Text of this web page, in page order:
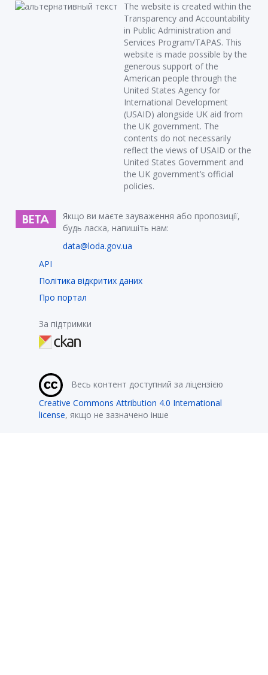
The website is created within the
Transparency and Accountability
in Public Administration and
Services Program/TAPAS. This
website is made possible by the
generous support of the
American people through the
United States Agency for
International Development
(USAID) alongside UK aid from
the UK government. The
contents do not necessarily
reflect the views of USAID or the
United States Government and
the UK government’s official
policies.
Якщо ви маєте зауваження або пропозиції,
будь ласка, напишіть нам:
data@loda.gov.ua
API
Політика відкритих даних
Про портал
За підтримки
Весь контент доступний за ліцензією
Creative Commons Attribution 4.0 International
license, якщо не зазначено інше